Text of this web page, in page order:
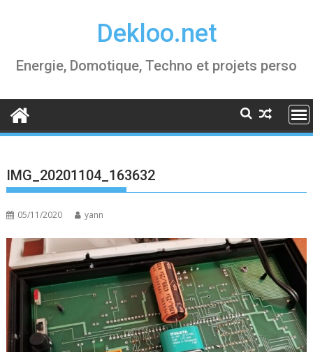
Dekloo.net
Energie, Domotique, Techno et projets perso
IMG_20201104_163632
05/11/2020 yann